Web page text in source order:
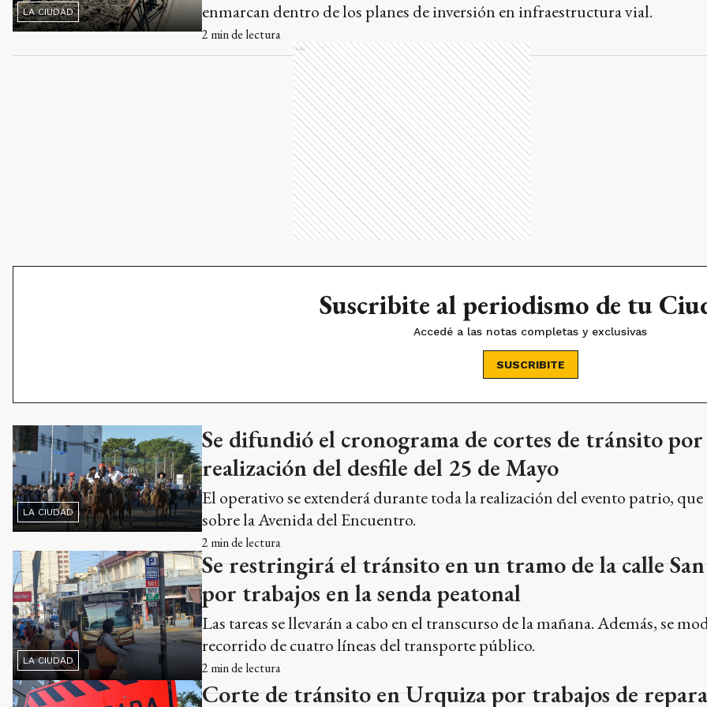
LA CIUDAD
enmarcan dentro de los planes de inversión en infraestructura vial.
2 min de lectura
Ads
Suscribite al periodismo de tu
Accedé a las notas completas y exclusivas
SUSCRIBITE
LA CIUDAD
Se difundió el cronograma de cortes de tránsito
realización del desfile del 25 de Mayo
El operativo se extenderá durante toda la realización del evento patrio,
sobre la Avenida del Encuentro.
2 min de lectura
LA CIUDAD
Se restringirá el tránsito en un tramo de la calle
por trabajos en la senda peatonal
Las tareas se llevarán a cabo en el transcurso de la mañana. Además, se
recorrido de cuatro líneas del transporte público.
2 min de lectura
Corte de tránsito en Urquiza por trabajos de